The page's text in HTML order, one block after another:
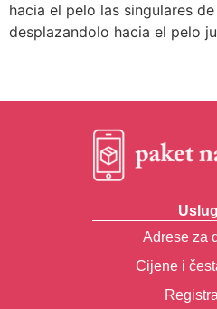
hacia el pelo las singulares
desplazandolo hacia el pelo
Adrese za
Cijene i